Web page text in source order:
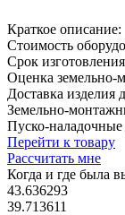
Краткое описание:
Стоимость
Срок
Оценка земельно-
Доставка изделия
Земельно-
Пуско-
Перейти к товару
Рассчитать мне
Когда и где была
43.636293
39.713611